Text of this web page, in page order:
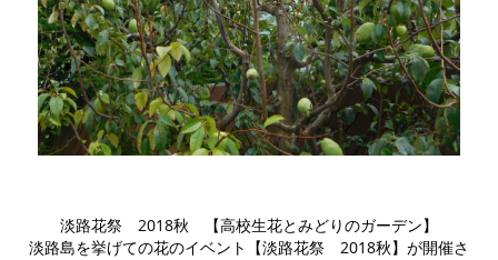
淡路花祭 2018秋 【高校生花とみどりのガーデン】
淡路島を挙げての花のイベント【淡路花祭 2018秋】が開催さ